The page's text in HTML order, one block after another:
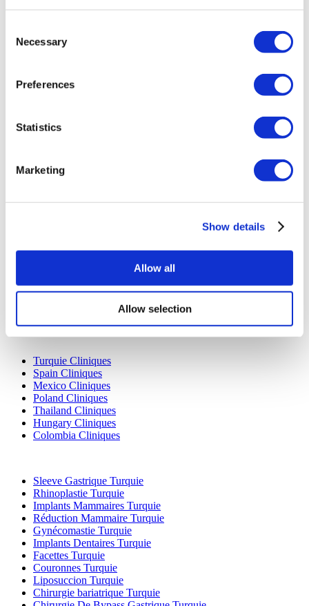
Selection
Necessary
Preferences
Statistics
Marketing
Show details
Allow all
Allow selection
santé certifié en tourisme de santé.
À propos de Nous
Auteurs & évaluateurs
Carrières
Termes et conditions
Destinations Populaires
Turquie Cliniques
Spain Cliniques
Mexico Cliniques
Poland Cliniques
Thailand Cliniques
Hungary Cliniques
Colombia Cliniques
Sleeve Gastrique Turquie
Rhinoplastie Turquie
Implants Mammaires Turquie
Réduction Mammaire Turquie
Gynécomastie Turquie
Implants Dentaires Turquie
Facettes Turquie
Couronnes Turquie
Liposuccion Turquie
Chirurgie bariatrique Turquie